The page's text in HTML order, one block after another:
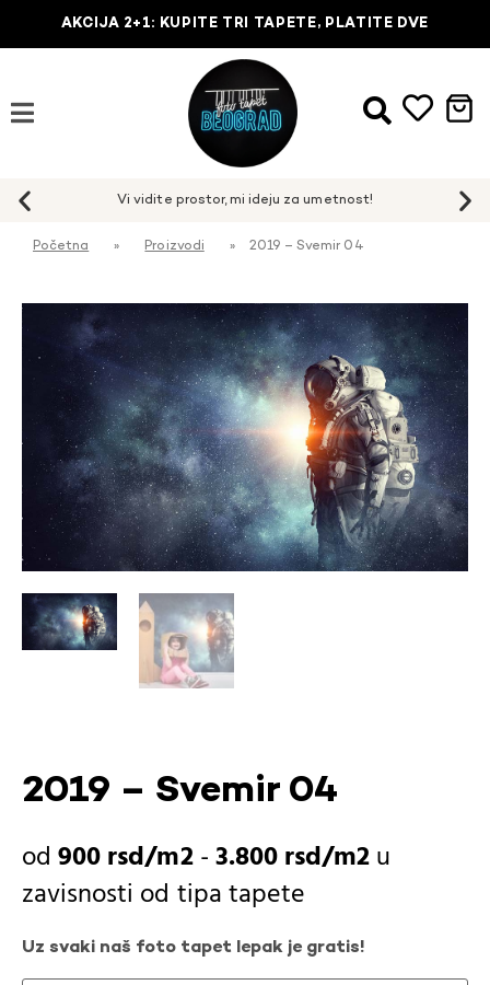
AKCIJA 2+1: KUPITE TRI TAPETE, PLATITE DVE
Početna » Proizvodi » 2019 – Svemir 04
2019 – Svemir 04
900rsd -3.800rsd
u
zavisnosti od tipa tapete
Uz svaki naš foto tapet lepak je gratis!